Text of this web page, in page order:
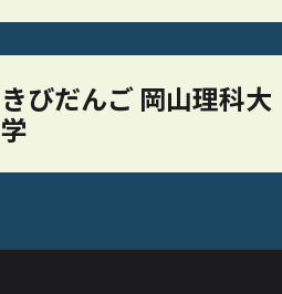
きびだんご 岡山理科大
学